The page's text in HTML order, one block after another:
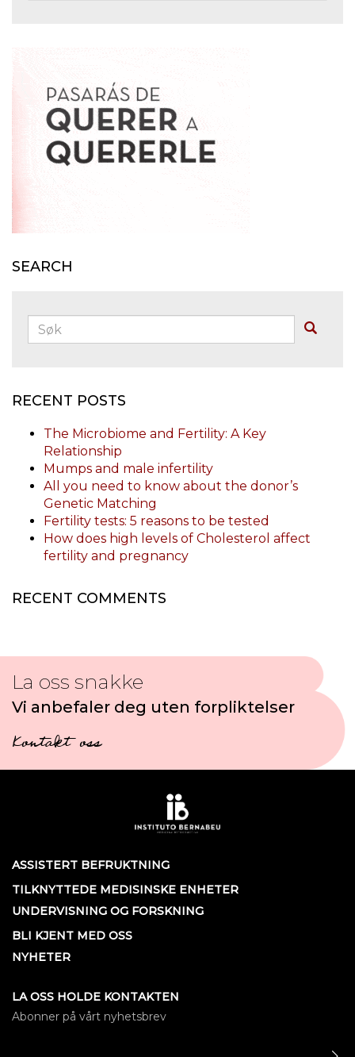
SEARCH
Søk:
RECENT POSTS
The Microbiome and Fertility: A Key
Relationship
Mumps and male infertility
All you need to know about the donor’s
Genetic Matching
Fertility tests: 5 reasons to be tested
How does high levels of Cholesterol affect
fertility and pregnancy
RECENT COMMENTS
La oss snakke
Vi anbefaler deg uten forpliktelser
Kontakt oss
ASSISTERT BEFRUKTNING
TILKNYTTEDE MEDISINSKE ENHETER
UNDERVISNING OG FORSKNING
BLI KJENT MED OSS
NYHETER
LA OSS HOLDE KONTAKTEN
Abonner på vårt nyhetsbrev